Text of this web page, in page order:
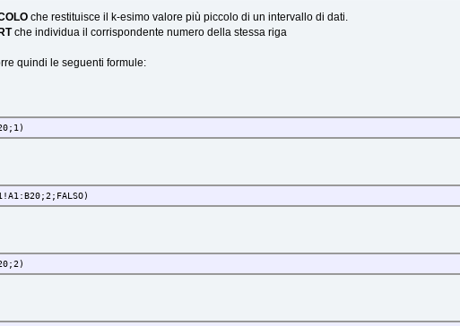
che restituisce il k-esimo valore più piccolo di un intervallo di dati.
che individua il corrispondente numero della stessa riga
quindi le seguenti formule: